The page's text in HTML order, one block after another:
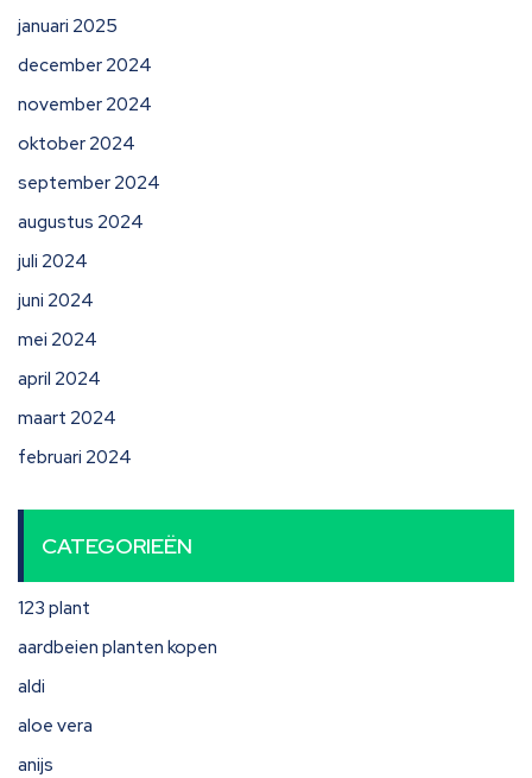
januari 2025
december 2024
november 2024
oktober 2024
september 2024
augustus 2024
juli 2024
juni 2024
mei 2024
april 2024
maart 2024
februari 2024
CATEGORIEËN
123 plant
aardbeien planten kopen
aldi
aloe vera
anijs